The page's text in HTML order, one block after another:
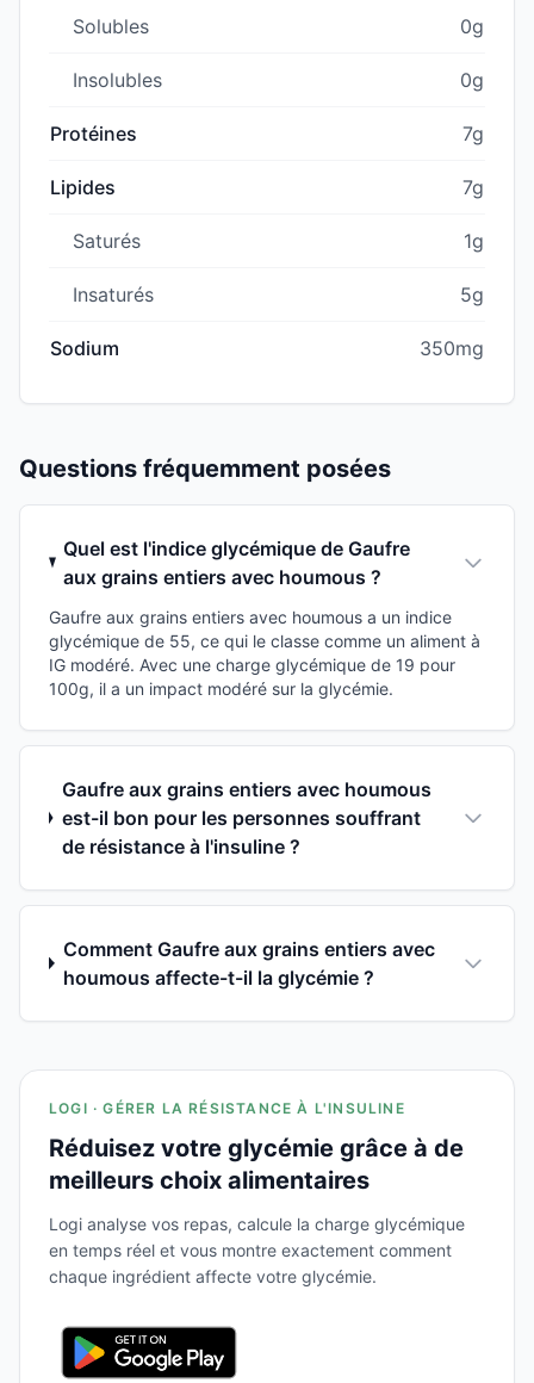
Solubles 0g
Insolubles 0g
Protéines 7g
Lipides 7g
Saturés 1g
Insaturés 5g
Sodium 350mg
Questions fréquemment posées
Quel est l'indice glycémique de Gaufre
aux grains entiers avec houmous ?
Gaufre aux grains entiers avec houmous a un indice
glycémique de 55, ce qui le classe comme un aliment à
IG modéré. Avec une charge glycémique de 19 pour
100g, il a un impact modéré sur la glycémie.
Gaufre aux grains entiers avec houmous
est-il bon pour les personnes souffrant
de résistance à l'insuline ?
Comment Gaufre aux grains entiers avec
houmous affecte-t-il la glycémie ?
LOGI · GÉRER LA RÉSISTANCE À L'INSULINE
Réduisez votre glycémie grâce à de
meilleurs choix alimentaires
Logi analyse vos repas, calcule la charge glycémique
en temps réel et vous montre exactement comment
chaque ingrédient affecte votre glycémie.